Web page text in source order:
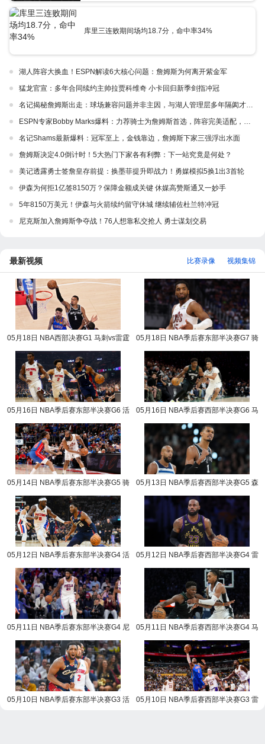
库里三连败期间场均18.7分，命中率34%
湖人阵容大换血！ESPN解读6大核心问题：詹姆斯为何离开紫金军
猛龙官宣：多年合同续约主帅拉贾科维奇 小卡回归新季剑指冲冠
名记揭秘詹姆斯出走：球场兼容问题并非主因，与湖人管理层多年隔阂才是真正导火索
ESPN专家Bobby Marks爆料：力荐骑士为詹姆斯首选，阵容完美适配，家乡情怀加分
名记Shams最新爆料：冠军至上，金钱靠边，詹姆斯下家三强浮出水面
詹姆斯决定4.0倒计时！5大热门下家各有利弊：下一站究竟是何处？
美记透露勇士签詹皇存前提：换墨菲提升即战力！勇媒模拟5换1出3首轮
伊森为何拒1亿签8150万？保障金额成关键 休媒高赞斯通又一妙手
5年8150万美元！伊森与火箭续约留守休城 继续辅佐杜兰特冲冠
尼克斯加入詹姆斯争夺战！76人想靠私交抢人 勇士谋划交易
最新视频 视频集锦
比赛录像
05月18日 NBA西部决赛G1 马刺vs雷霆
05月18日 NBA季后赛东部半决赛G7 骑
05月16日 NBA季后赛东部半决赛G6 活
05月16日 NBA季后赛西部半决赛G6 马
05月14日 NBA季后赛东部半决赛G5 骑
05月13日 NBA季后赛西部半决赛G5 森
05月12日 NBA季后赛东部半决赛G4 活
05月12日 NBA季后赛西部半决赛G4 雷
05月11日 NBA季后赛东部半决赛G4 尼
05月11日 NBA季后赛西部半决赛G4 马
05月10日 NBA季后赛东部半决赛G3 活
05月10日 NBA季后赛西部半决赛G3 雷